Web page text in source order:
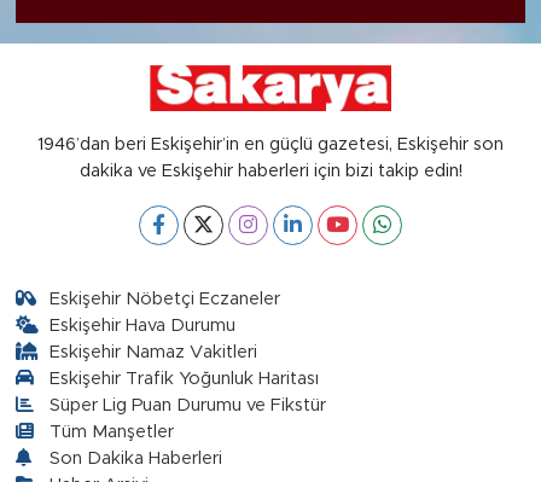
1946’dan beri Eskişehir’in en güçlü gazetesi, Eskişehir son
dakika ve Eskişehir haberleri için bizi takip edin!
Eskişehir Nöbetçi Eczaneler
Eskişehir Hava Durumu
Eskişehir Namaz Vakitleri
Eskişehir Trafik Yoğunluk Haritası
Süper Lig Puan Durumu ve Fikstür
Tüm Manşetler
Son Dakika Haberleri